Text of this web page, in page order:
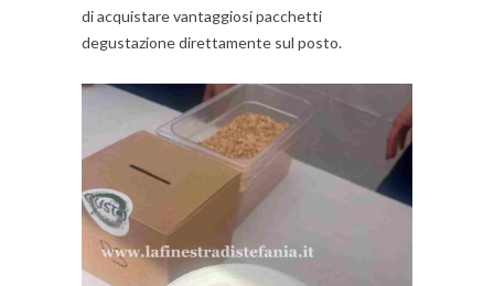
di acquistare vantaggiosi pacchetti
degustazione direttamente sul posto.